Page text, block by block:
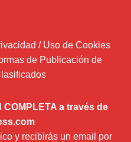
/ Uso de Cookies
de Publicación de
COMPLETA a través de
y recibirás un email por